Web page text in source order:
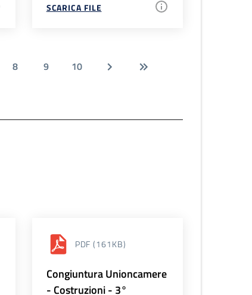
SCARICA FILE
8 9 10
PDF (161KB)
Congiuntura Unioncamere
- Costruzioni - 3°